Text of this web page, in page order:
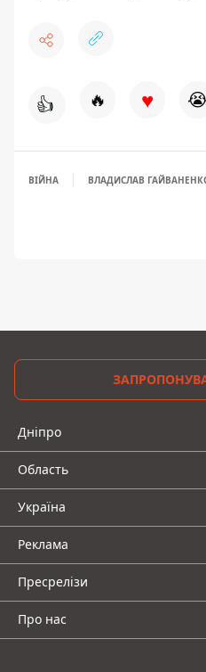
👍 🔥 ♥
ВІЙНА ВЛАДИСЛАВ
Дніпро
Область
Україна
Реклама
Пресрелізи
Про нас